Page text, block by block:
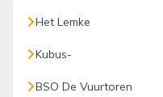
Het Lemke
Kubus-
BSO De Vuurtoren